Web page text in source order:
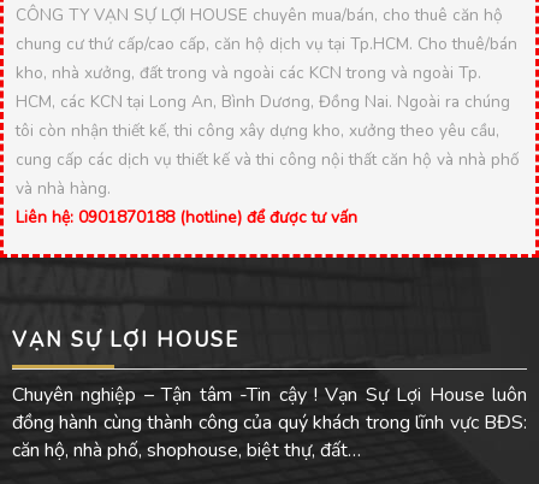
CÔNG TY VẠN SỰ LỢI HOUSE chuyên mua/bán, cho thuê căn hộ
chung cư thứ cấp/cao cấp, căn hộ dịch vụ tại Tp.HCM. Cho thuê/bán
kho, nhà xưởng, đất trong và ngoài các KCN trong và ngoài Tp.
HCM, các KCN tại Long An, Bình Dương, Đồng Nai. Ngoài ra chúng
tôi còn nhận thiết kế, thi công xây dựng kho, xưởng theo yêu cầu,
cung cấp các dịch vụ thiết kế và thi công nội thất căn hộ và nhà phố
và nhà hàng.
Liên hệ: 0901870188 (hotline) để được tư vấn
VẠN SỰ LỢI HOUSE
Chuyên nghiệp – Tận tâm -Tin cậy ! Vạn Sự Lợi House luôn
đồng hành cùng thành công của quý khách trong lĩnh vực BĐS:
căn hộ, nhà phố, shophouse, biệt thự, đất…